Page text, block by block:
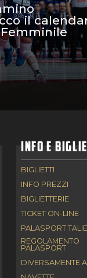
il
Femminile
INFO E
BIGLIETTI
INFO PREZZI
BIGLIETTERIE
TICKET ON-LINE
PALASPORT
REGOLAMENTO
PALASPORT
DIVERSAMENTE